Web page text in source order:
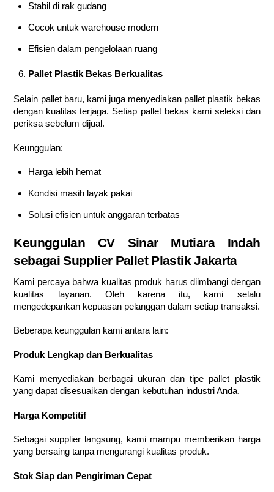
Stabil di rak gudang
Cocok untuk warehouse modern
Efisien dalam pengelolaan ruang
Pallet Plastik Bekas Berkualitas
Selain pallet baru, kami juga menyediakan pallet plastik bekas
dengan kualitas terjaga. Setiap pallet bekas kami seleksi dan
periksa sebelum dijual.
Keunggulan:
Harga lebih hemat
Kondisi masih layak pakai
Solusi efisien untuk anggaran terbatas
Keunggulan CV Sinar Mutiara Indah
sebagai Supplier Pallet Plastik Jakarta
Kami percaya bahwa kualitas produk harus diimbangi dengan
kualitas layanan. Oleh karena itu, kami selalu
mengedepankan kepuasan pelanggan dalam setiap transaksi.
Beberapa keunggulan kami antara lain:
Produk Lengkap dan Berkualitas
Kami menyediakan berbagai ukuran dan tipe pallet plastik
yang dapat disesuaikan dengan kebutuhan industri Anda.
Harga Kompetitif
Sebagai supplier langsung, kami mampu memberikan harga
yang bersaing tanpa mengurangi kualitas produk.
Stok Siap dan Pengiriman Cepat